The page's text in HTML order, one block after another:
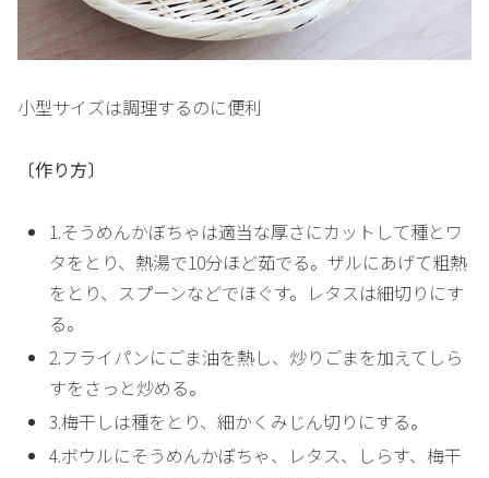
小型サイズは調理するのに便利
〔作り方〕
1.そうめんかぼちゃは適当な厚さにカットして種とワ
タをとり、熱湯で10分ほど茹でる。ザルにあげて粗熱
をとり、スプーンなどでほぐす。レタスは細切りにす
る。
2.フライパンにごま油を熱し、炒りごまを加えてしら
すをさっと炒める。
3.梅干しは種をとり、細かくみじん切りにする。
4.ボウルにそうめんかぼちゃ、レタス、しらす、梅干